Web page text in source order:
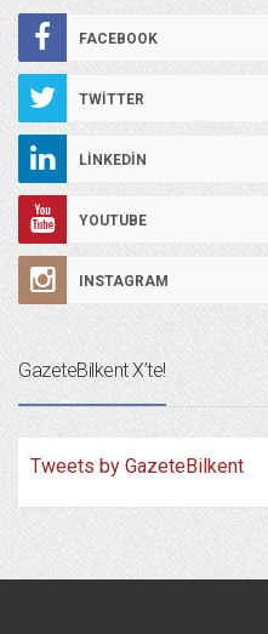
FACEBOOK
TWITTER
LINKEDIN
YOUTUBE
INSTAGRAM
GazeteBilkent X’te!
Tweets by GazeteBilkent